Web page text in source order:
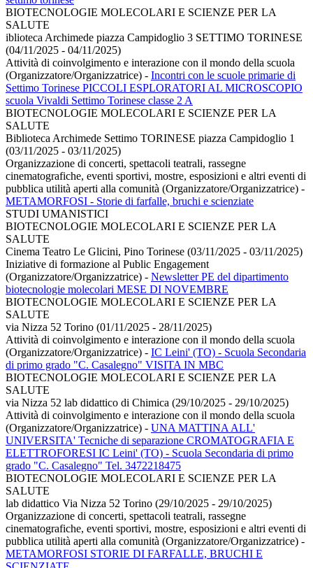
BIOTECNOLOGIE MOLECOLARI E SCIENZE PER LA
SALUTE
iblioteca Archimede piazza Campidoglio 3 SETTIMO TORINESE
(04/11/2025 - 04/11/2025)
Attività di coinvolgimento e interazione con il mondo della scuola
(Organizzatore/Organizzatrice) - Incontri con le scuole primarie di
Settimo Torinese PICCOLI ESPLORATORI AL MICROSCOPIO
scuola Vivaldi Settimo Torinese classe 2 A
BIOTECNOLOGIE MOLECOLARI E SCIENZE PER LA
SALUTE
Biblioteca Archimede Settimo TORINESE piazza Campidoglio 1
(03/11/2025 - 03/11/2025)
Organizzazione di concerti, spettacoli teatrali, rassegne
cinematografiche, eventi sportivi, mostre, esposizioni e altri eventi di
pubblica utilità aperti alla comunità (Organizzatore/Organizzatrice) -
METAMORFOSI - Storie di farfalle, bruchi e scienziate
STUDI UMANISTICI
BIOTECNOLOGIE MOLECOLARI E SCIENZE PER LA
SALUTE
Cinema Teatro Le Glicini, Pino Torinese (03/11/2025 - 03/11/2025)
Iniziative di formazione al Public Engagement
(Organizzatore/Organizzatrice) - Newsletter PE del dipartimento
biotecnologie molecolari MESE DI NOVEMBRE
BIOTECNOLOGIE MOLECOLARI E SCIENZE PER LA
SALUTE
via Nizza 52 Torino (01/11/2025 - 28/11/2025)
Attività di coinvolgimento e interazione con il mondo della scuola
(Organizzatore/Organizzatrice) - IC Leini' (TO) - Scuola Secondaria
di primo grado "C. Casalegno" VISITA IN MBC
BIOTECNOLOGIE MOLECOLARI E SCIENZE PER LA
SALUTE
via Nizza 52 lab didattico di Chimica (29/10/2025 - 29/10/2025)
Attività di coinvolgimento e interazione con il mondo della scuola
(Organizzatore/Organizzatrice) - UNA MATTINA ALL'
UNIVERSITA' Tecniche di separazione CROMATOGRAFIA E
ELETTROFORESI IC Leini' (TO) - Scuola Secondaria di primo
grado "C. Casalegno" Tel. 3472218475
BIOTECNOLOGIE MOLECOLARI E SCIENZE PER LA
SALUTE
lab didattico Via Nizza 52 Torino (29/10/2025 - 29/10/2025)
Organizzazione di concerti, spettacoli teatrali, rassegne
cinematografiche, eventi sportivi, mostre, esposizioni e altri eventi di
pubblica utilità aperti alla comunità (Organizzatore/Organizzatrice) -
METAMORFOSI STORIE DI FARFALLE, BRUCHI E